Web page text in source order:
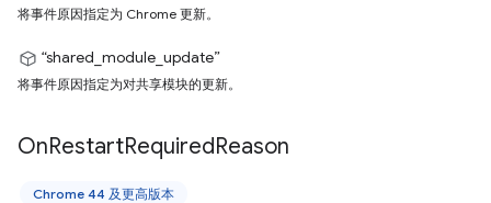
将事件原因指定为 Chrome 更新。
“shared_module_update”
将事件原因指定为对共享模块的更新。
OnRestartRequiredReason
Chrome 44 及更高版本